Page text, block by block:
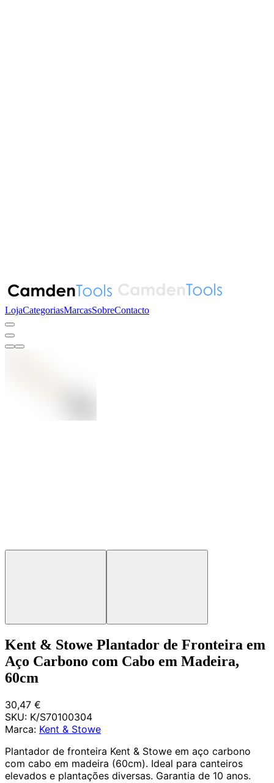
LojaCategoriasMarcasSobreContacto
Kent & Stowe Plantador de Fronteira em
Aço Carbono com Cabo em Madeira,
60cm
30,47 €
SKU: K/S70100304
Marca: Kent & Stowe
Plantador de fronteira Kent & Stowe em aço carbono
com cabo em madeira (60cm). Ideal para canteiros
elevados e plantações diversas. Garantia de 10 anos.